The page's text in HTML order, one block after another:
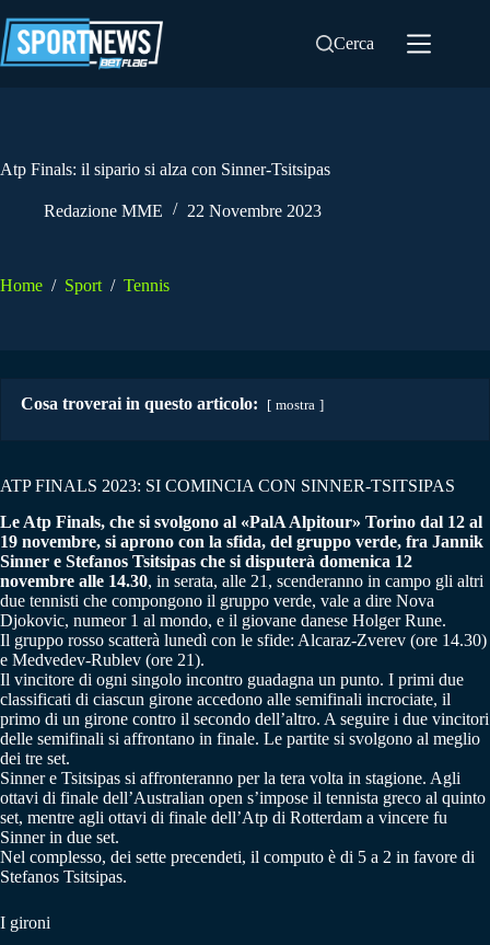
al
contenuto
Cerca
Atp Finals: il sipario si alza con Sinner-Tsitsipas
Redazione MME 22 Novembre 2023
Home / Sport / Tennis
Cosa troverai in questo articolo: mostra
ATP FINALS 2023: SI COMINCIA CON SINNER-TSITSIPAS
Le Atp Finals, che si svolgono al «PalA Alpitour» Torino dal 12 al
19 novembre, si aprono con la sfida, del gruppo verde, fra Jannik
Sinner e Stefanos Tsitsipas che si disputerà domenica 12
novembre alle 14.30, in serata, alle 21, scenderanno in campo gli altri
due tennisti che compongono il gruppo verde, vale a dire Nova
Djokovic, numeor 1 al mondo, e il giovane danese Holger Rune.
Il gruppo rosso scatterà lunedì con le sfide: Alcaraz-Zverev (ore 14.30)
e Medvedev-Rublev (ore 21).
Il vincitore di ogni singolo incontro guadagna un punto. I primi due
classificati di ciascun girone accedono alle semifinali incrociate, il
primo di un girone contro il secondo dell’altro. A seguire i due vincitori
delle semifinali si affrontano in finale. Le partite si svolgono al meglio
dei tre set.
Sinner e Tsitsipas si affronteranno per la tera volta in stagione. Agli
ottavi di finale dell’Australian open s’impose il tennista greco al quinto
set, mentre agli ottavi di finale dell’Atp di Rotterdam a vincere fu
Sinner in due set.
Nel complesso, dei sette precendeti, il computo è di 5 a 2 in favore di
Stefanos Tsitsipas.
I gironi